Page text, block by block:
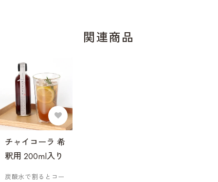
関連商品
チャイコーラ 希
釈用 200ml入り
炭酸水で割るとコー